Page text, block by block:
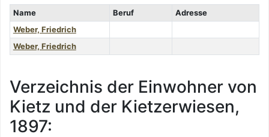
Name Beruf
Adresse
Weber, Friedrich
Weber, Friedrich
Verzeichnis der Einwohner von
Kietz und der Kietzerwiesen,
1897: